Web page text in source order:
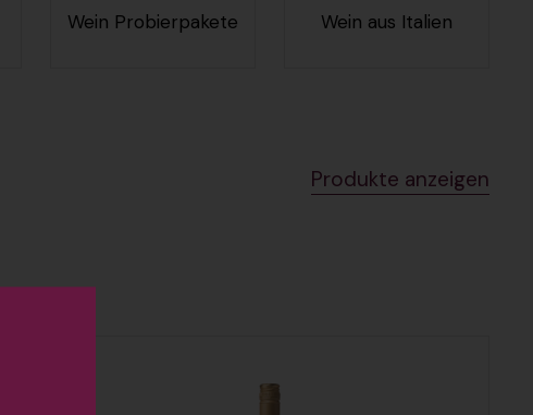
Wein Probierpakete Wein aus Italien
Produkte anzeigen